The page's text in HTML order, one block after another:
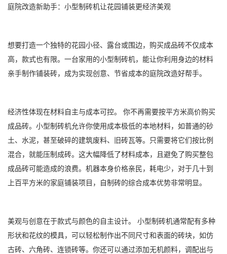
庭院改造新助手：小型制砖机让花园铺装更经济美观
想要打造一个独特的花园小径、露台或围边，购买成品砖不仅成本
高，款式也有限。一台家用的小型制砖机，能让你利用身边的材料
亲手制作铺装砖，成为实现创意、节省成本的庭院改造好帮手。
经济性体现在材料自主与成本可控。 你不再需要按平方米高价购买
成品砖。小型制砖机允许你使用成本极低的本地材料，如普通的砂
土、水泥，甚至破碎的建筑废料、旧砖瓦等。只需要将它们按比例
混合，就能压制成砖。这大幅降低了材料成本，且避免了购买整包
成品砖可能造成的浪费。机器本身价格亲民，耗电少，对于几十到
上百平方米的家庭铺装项目，自制砖的综合成本优势非常明显。
美观与创意在于款式与颜色的自主设计。 小型制砖机通常配有多种
形状和花纹的模具，可以轻松制作出不同尺寸和表面的砖块，如仿
古砖、六角砖、连锁砖等。你还可以通过添加无机颜料，调配出与